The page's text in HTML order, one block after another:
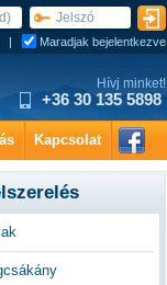
Hívj minket!
+36 30 135 5898
| Maradjak bejelentkezve
Kapcsolat